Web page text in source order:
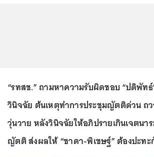
“รทสช.” ถามหาความรับผิดชอบ “ปดิพัท
วินิจฉัย ต้นเหตุทำการประชุมญัตติด่วน ถ
วุ่นวาย หลังวินิจฉัยให้อภิปรายเกินเจตนา
ญัตติ ส่งผลให้ “ชาดา-พิเชษฐ์” ต้องปะทะ